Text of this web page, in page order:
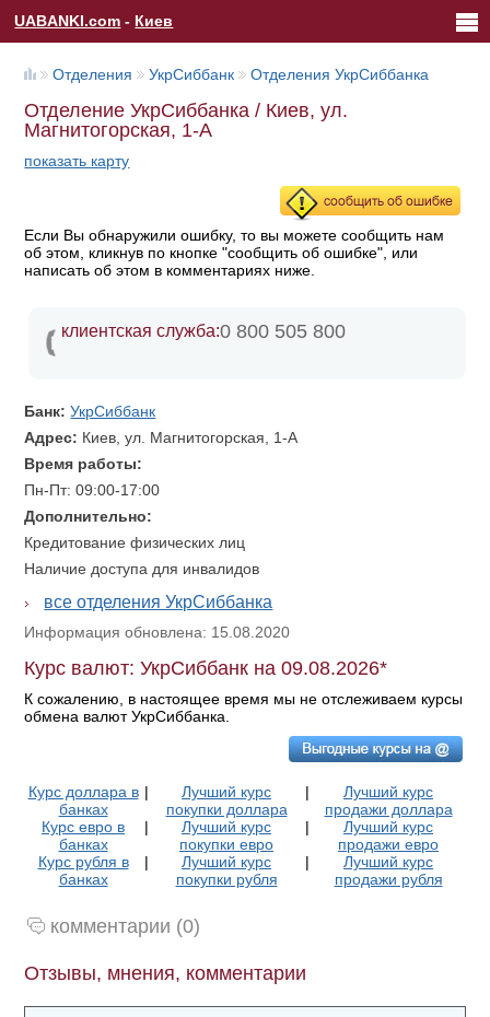
UABANKI.com - Киев
Отделения УкрСиббанк Отделения УкрСиббанка
Отделение УкрСиббанка / Киев, ул.
Магнитогорская, 1-А
показать карту
Если Вы обнаружили ошибку, то вы можете сообщить нам
об этом, кликнув по кнопке "сообщить об ошибке", или
написать об этом в комментариях ниже.
клиентская служба:0 800 505 800
Банк:УкрСиббанк
Адрес: Киев, ул. Магнитогорская, 1-А
Время работы:
Пн-Пт: 09:00-17:00
Дополнительно:
Кредитование физических лиц
Наличие доступа для инвалидов
все отделения УкрСиббанка
Информация обновлена: 15.08.2020
Курс валют: УкрСиббанк на 09.08.2026*
К сожалению, в настоящее время мы не отслеживаем курсы
обмена валют УкрСиббанка.
Курс доллара в
банках
|
Лучший курс
покупки доллара
|
Лучший курс
продажи доллара
Курс евро в
банках
|
Лучший курс
покупки евро
|
Лучший курс
продажи евро
Курс рубля в
банках
|
Лучший курс
покупки рубля
|
Лучший курс
продажи рубля
комментарии (0)
Отзывы, мнения, комментарии